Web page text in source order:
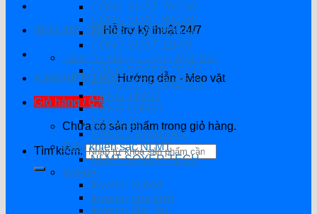
0914.482.135Hỗ trợ kỹ thuật 24/7
K.NGHIỆM HAYHướng dẫn - Mẹo vặt
Giỏ hàng /0₫
Chưa có sản phẩm trong giỏ hàng.
Tìm kiếm:
CÔNG SUẤT 7000W
CÔNG SUẤT 8000W
CÔNG SUẤT 8200W
CÔNG SUẤT 11KW
Tấm Pin Năng Lượng Mặt Trời
HÃNG SOYER TECH
HÃNG ASTRONERGY
HÃNG JINKO
HÃNG LONGI
HÃNG JA
HÃNG CANADIAN
Điều khiển sạc NLMT
NLMT SOYER TECH
Inverter
Inverter hybrid
Inverter hòa lưới
Inverter độc lập